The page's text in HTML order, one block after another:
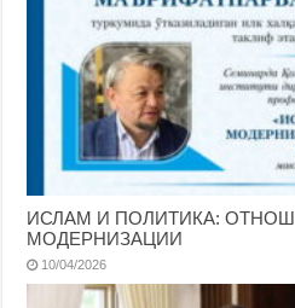
ИСЛАМ И ПОЛИТИКА:
МОДЕРНИЗАЦИИ
10/04/2026